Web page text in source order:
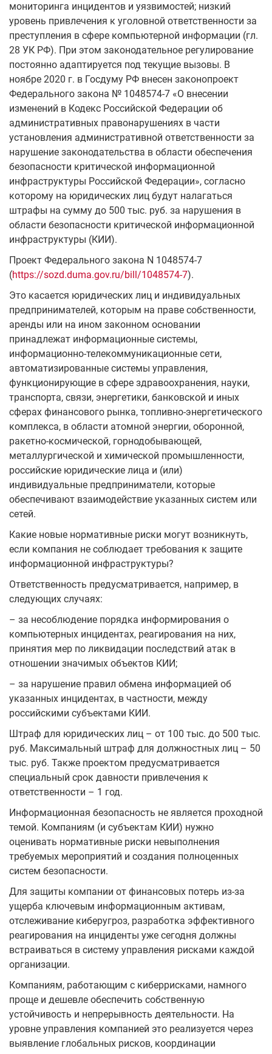
мониторинга инцидентов и уязвимостей; низкий
уровень привлечения к уголовной ответственности за
преступления в сфере компьютерной информации (гл.
28 УК РФ). При этом законодательное регулирование
постоянно адаптируется под текущие вызовы. В
ноябре 2020 г. в Госдуму РФ внесен законопроект
Федерального закона № 1048574-7 «О внесении
изменений в Кодекс Российской Федерации об
административных правонарушениях в части
установления административной ответственности за
нарушение законодательства в области обеспечения
безопасности критической информационной
инфраструктуры Российской Федерации», согласно
которому на юридических лиц будут налагаться
штрафы на сумму до 500 тыс. руб. за нарушения в
области безопасности критической информационной
инфраструктуры (КИИ).
Проект Федерального закона N 1048574-7
(https://sozd.duma.gov.ru/bill/1048574-7).
Это касается юридических лиц и индивидуальных
предпринимателей, которым на праве собственности,
аренды или на ином законном основании
принадлежат информационные системы,
информационно-телекоммуникационные сети,
автоматизированные системы управления,
функционирующие в сфере здравоохранения, науки,
транспорта, связи, энергетики, банковской и иных
сферах финансового рынка, топливно-энергетического
комплекса, в области атомной энергии, оборонной,
ракетно-космической, горнодобывающей,
металлургической и химической промышленности,
российские юридические лица и (или)
индивидуальные предприниматели, которые
обеспечивают взаимодействие указанных систем или
сетей.
Какие новые нормативные риски могут возникнуть,
если компания не соблюдает требования к защите
информационной инфраструктуры?
Ответственность предусматривается, например, в
следующих случаях:
– за несоблюдение порядка информирования о
компьютерных инцидентах, реагирования на них,
принятия мер по ликвидации последствий атак в
отношении значимых объектов КИИ;
– за нарушение правил обмена информацией об
указанных инцидентах, в частности, между
российскими субъектами КИИ.
Штраф для юридических лиц – от 100 тыс. до 500 тыс.
руб. Максимальный штраф для должностных лиц – 50
тыс. руб. Также проектом предусматривается
специальный срок давности привлечения к
ответственности – 1 год.
Информационная безопасность не является проходной
темой. Компаниям (и субъектам КИИ) нужно
оценивать нормативные риски невыполнения
требуемых мероприятий и создания полноценных
систем безопасности.
Для защиты компании от финансовых потерь из-за
ущерба ключевым информационным активам,
отслеживание киберугроз, разработка эффективного
реагирования на инциденты уже сегодня должны
встраиваться в систему управления рисками каждой
организации.
Компаниям, работающим с киберрисками, намного
проще и дешевле обеспечить собственную
устойчивость и непрерывность деятельности. На
уровне управления компанией это реализуется через
выявление глобальных рисков, координации